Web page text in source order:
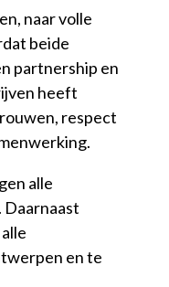
naar volle
beide
partnership en
heeft
respect
alle
en te